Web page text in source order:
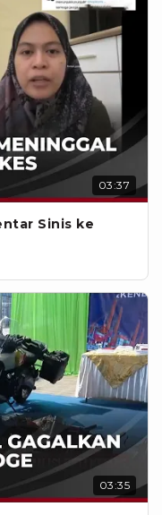
03:37
Sinis ke
03:35